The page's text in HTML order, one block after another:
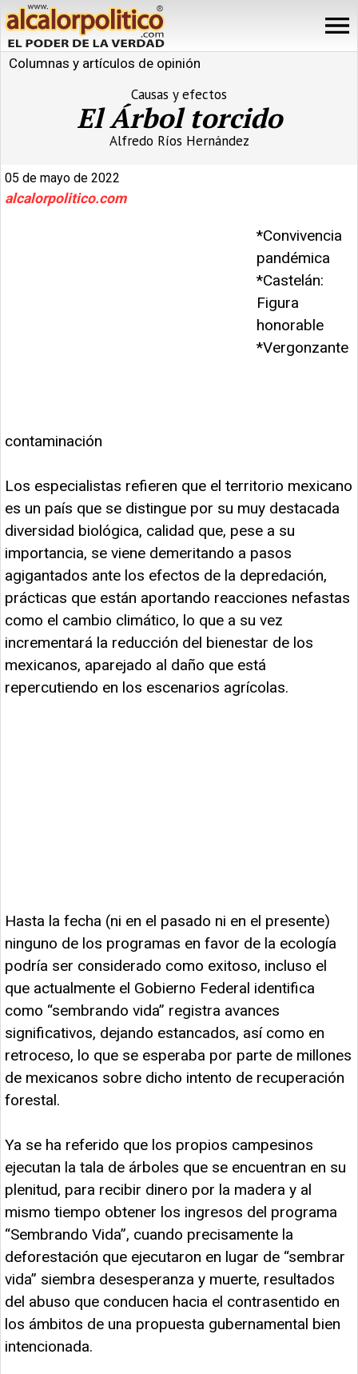
Columnas y artículos de opinión
Causas y efectos
El Árbol torcido
Alfredo Ríos Hernández
05 de mayo de 2022
alcalorpolitico.com
*Convivencia
pandémica
*Castelán:
Figura
honorable
*Vergonzante
contaminación
Los especialistas refieren que el territorio mexicano
es un país que se distingue por su muy destacada
diversidad biológica, calidad que, pese a su
importancia, se viene demeritando a pasos
agigantados ante los efectos de la depredación,
prácticas que están aportando reacciones nefastas
como el cambio climático, lo que a su vez
incrementará la reducción del bienestar de los
mexicanos, aparejado al daño que está
repercutiendo en los escenarios agrícolas.
Hasta la fecha (ni en el pasado ni en el presente)
ninguno de los programas en favor de la ecología
podría ser considerado como exitoso, incluso el
que actualmente el Gobierno Federal identifica
como “sembrando vida” registra avances
significativos, dejando estancados, así como en
retroceso, lo que se esperaba por parte de millones
de mexicanos sobre dicho intento de recuperación
forestal.
Ya se ha referido que los propios campesinos
ejecutan la tala de árboles que se encuentran en su
plenitud, para recibir dinero por la madera y al
mismo tiempo obtener los ingresos del programa
“Sembrando Vida”, cuando precisamente la
deforestación que ejecutaron en lugar de “sembrar
vida” siembra desesperanza y muerte, resultados
del abuso que conducen hacia el contrasentido en
los ámbitos de una propuesta gubernamental bien
intencionada.